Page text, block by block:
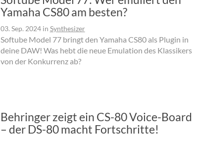
Yamaha CS80 am besten?
03. Sep. 2024in Synthesizer
Softube Model 77 bringt den Yamaha CS80 als Plugin in
deine DAW! Was hebt die neue Emulation des Klassikers
von der Konkurrenz ab?
Behringer zeigt ein CS-80 Voice-Board
– der DS-80 macht Fortschritte!